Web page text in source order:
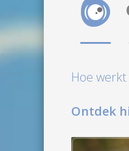
Hoe
Ontdek